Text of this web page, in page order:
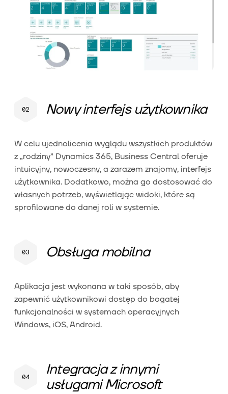
Nowy interfejs użytkownika
W celu ujednolicenia wyglądu wszystkich produktów
z „rodziny” Dynamics 365, Business Central oferuje
intuicyjny, nowoczesny, a zarazem znajomy, interfejs
użytkownika. Dodatkowo, można go dostosować do
własnych potrzeb, wyświetlając widoki, które są
sprofilowane do danej roli w systemie.
Obsługa mobilna
Aplikacja jest wykonana w taki sposób, aby
zapewnić użytkownikowi dostęp do bogatej
funkcjonalności w systemach operacyjnych
Windows, iOS, Android.
Integracja z innymi
usługami Microsoft